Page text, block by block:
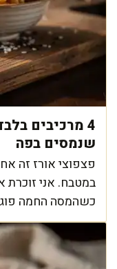
4 מרכיבים
שנמסים בפה
פצפוצי אורז זה
במטבח. אני
כשהמסה החמה